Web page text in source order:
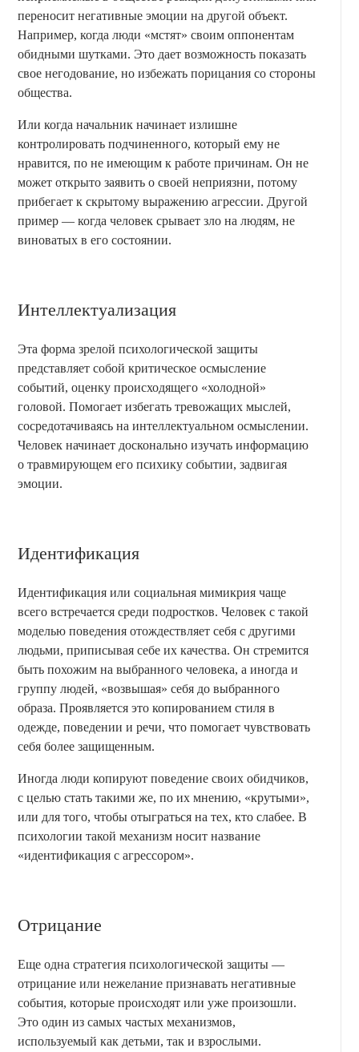
переносит негативные эмоции на другой объект.
Например, когда люди «мстят» своим оппонентам
обидными шутками. Это дает возможность показать
свое негодование, но избежать порицания со стороны
общества.
Или когда начальник начинает излишне
контролировать подчиненного, который ему не
нравится, по не имеющим к работе причинам. Он не
может открыто заявить о своей неприязни, потому
прибегает к скрытому выражению агрессии. Другой
пример — когда человек срывает зло на людям, не
виноватых в его состоянии.
Интеллектуализация
Эта форма зрелой психологической защиты
представляет собой критическое осмысление
событий, оценку происходящего «холодной»
головой. Помогает избегать тревожащих мыслей,
сосредотачиваясь на интеллектуальном осмыслении.
Человек начинает досконально изучать информацию
о травмирующем его психику событии, задвигая
эмоции.
Идентификация
Идентификация или социальная мимикрия чаще
всего встречается среди подростков. Человек с такой
моделью поведения отождествляет себя с другими
людьми, приписывая себе их качества. Он стремится
быть похожим на выбранного человека, а иногда и
группу людей, «возвышая» себя до выбранного
образа. Проявляется это копированием стиля в
одежде, поведении и речи, что помогает чувствовать
себя более защищенным.
Иногда люди копируют поведение своих обидчиков,
с целью стать такими же, по их мнению, «крутыми»,
или для того, чтобы отыграться на тех, кто слабее. В
психологии такой механизм носит название
«идентификация с агрессором».
Отрицание
Еще одна стратегия психологической защиты —
отрицание или нежелание признавать негативные
события, которые происходят или уже произошли.
Это один из самых частых механизмов,
используемый как детьми, так и взрослыми.